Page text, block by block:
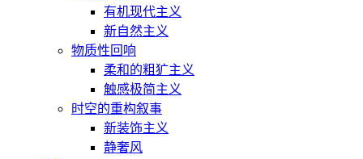
有机现代主义
新自然主义
物质性回响
柔和的粗犷主义
触感极简主义
时空的重构叙事
新装饰主义
静奢风